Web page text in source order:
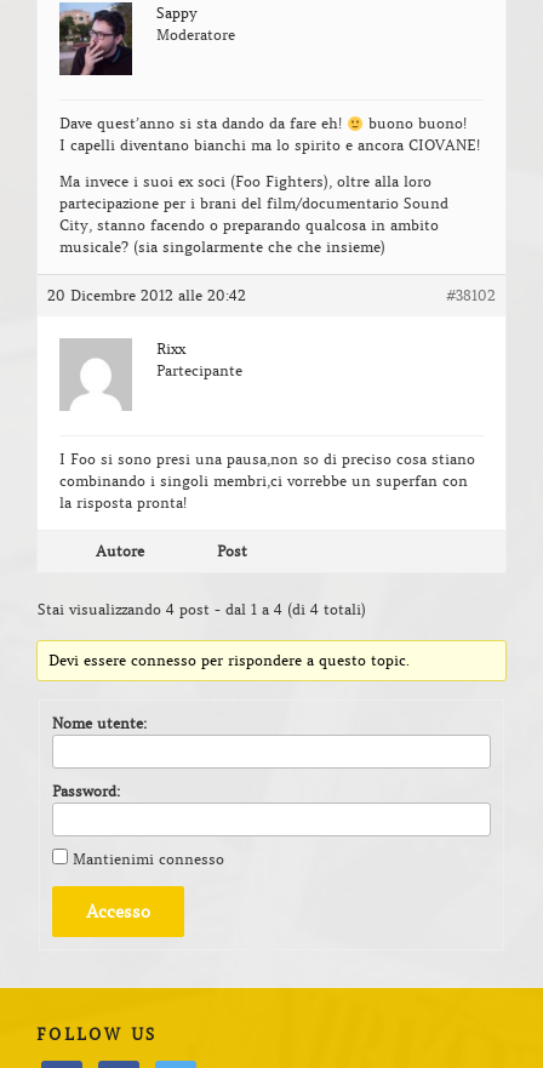
Sappy
Moderatore
Dave quest’anno si sta dando da fare eh!
buono buono!
I capelli diventano bianchi ma lo spirito e ancora CIOVANE!
Ma invece i suoi ex soci (Foo Fighters), oltre alla loro
partecipazione per i brani del film/documentario Sound
City, stanno facendo o preparando qualcosa in ambito
musicale? (sia singolarmente che che insieme)
20 Dicembre 2012 alle 20:42 #38102
Rixx
Partecipante
I Foo si sono presi una pausa,non so di preciso cosa stiano
combinando i singoli membri,ci vorrebbe un superfan con
la risposta pronta!
Autore Post
Stai visualizzando 4 post - dal 1 a 4 (di 4 totali)
Devi essere connesso per rispondere a questo topic.
Nome utente:
Password:
Mantienimi connesso
Accesso
FOLLOW US